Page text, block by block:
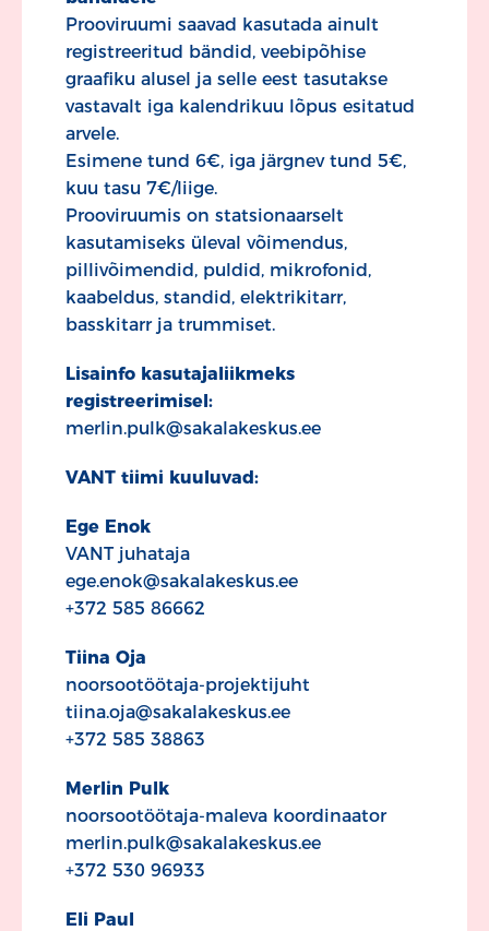
Prooviruumi saavad kasutada ainult
registreeritud bändid, veebipõhise
graafiku alusel ja selle eest tasutakse
vastavalt iga kalendrikuu lõpus esitatud
arvele.
Esimene tund 6€, iga järgnev tund 5€,
kuu tasu 7€/liige.
Prooviruumis on statsionaarselt
kasutamiseks üleval võimendus,
pillivõimendid, puldid, mikrofonid,
kaabeldus, standid, elektrikitarr,
basskitarr ja trummiset.
Lisainfo kasutajaliikmeks
registreerimisel:
merlin.pulk@sakalakeskus.ee
VANT tiimi kuuluvad:
Ege Enok
VANT juhataja
ege.enok@sakalakeskus.ee
+372 585 86662
Tiina Oja
noorsootöötaja-projektijuht
tiina.oja@sakalakeskus.ee
+372 585 38863
Merlin Pulk
noorsootöötaja-maleva koordinaator
merlin.pulk@sakalakeskus.ee
+372 530 96933
Eli Paul